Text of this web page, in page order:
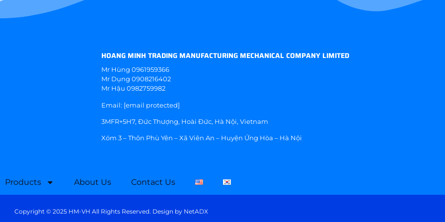
HOANG MINH TRADING MANUFACTURING MECHANICAL COMPANY LIMITED
Mr Hùng 0961959366
Mr Dụng 0908216402
Mr Hậu 0982759982
Email: [email protected]
3MFR+5H7, Đức Thượng, Hoài Đức, Hà Nội, Vietnam
Xóm 3 – Thôn Phù Yên – Xã Viên An – Huyện Ứng Hòa – Hà Nội
Products About Us Contact Us
Copyright © 2025 HM-VH All Rights Reserved. Design by NetADX